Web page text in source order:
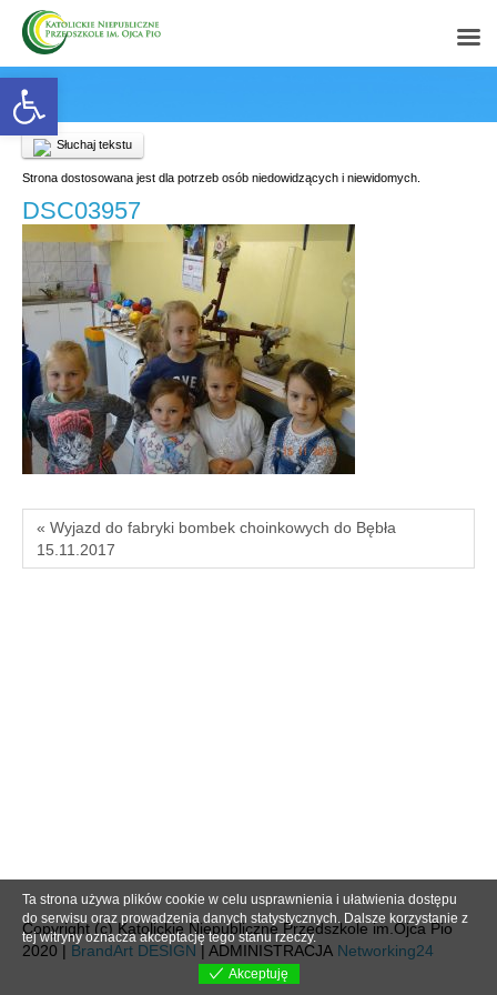
Open toolbar
Słuchaj tekstu
Strona dostosowana jest dla potrzeb osób niedowidzących i niewidomych.
DSC03957
« Wyjazd do fabryki bombek choinkowych do Bębła
15.11.2017
Copyright (c) Katolickie Niepubliczne Przedszkole im.Ojca Pio
2020 | BrandArt DESIGN | ADMINISTRACJA Networking24
Ta strona używa plików cookie w celu usprawnienia i ułatwienia dostępu
do serwisu oraz prowadzenia danych statystycznych. Dalsze korzystanie z
tej witryny oznacza akceptację tego stanu rzeczy.
Akceptuję